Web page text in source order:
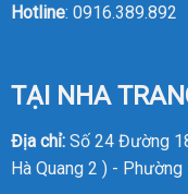
Hotline: 0916.389.892
TẠI NHA
Địa chỉ: Số 24 Đường
Hà Quang 2 ) -